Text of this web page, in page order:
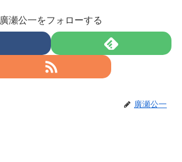
廣瀬公一をフォローする
廣瀬公一